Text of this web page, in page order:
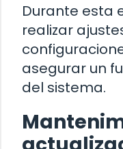
Durante esta
realizar
asegurar un
del sistema.